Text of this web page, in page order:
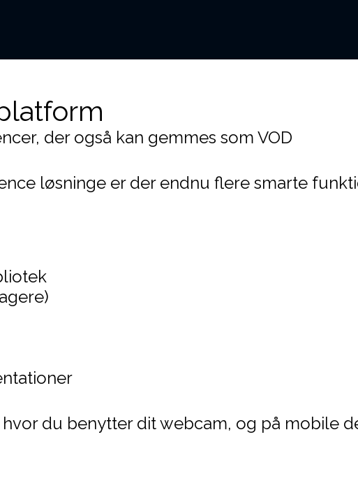
der også kan gemmes som VOD
løsninge er der endnu flere smarte
du benytter dit webcam, og på mobile